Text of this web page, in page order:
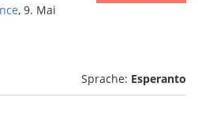
, 9. Mai
Sprache: Esperanto